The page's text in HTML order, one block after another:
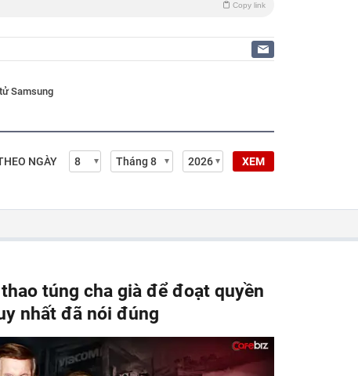
Copy link
Samsung
NGÀY XEM
túng cha già để đoạt quyền
nhất đã nói đúng